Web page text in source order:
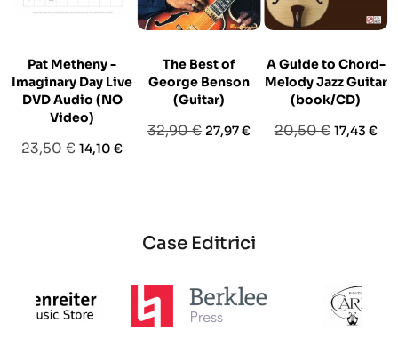
Pat Metheny -
Imaginary Day Live
DVD Audio (NO
Video)
Prezzo
23,50 €Prezzo
14,10 €
The Best of
George Benson
(Guitar)
Prezzo
32,90 € Prezzo
27,97 €
A Guide to Chord-
Melody Jazz Guitar
(book/CD)
Prezzo
20,50 € Prezzo
17,43 €
Case Editrici